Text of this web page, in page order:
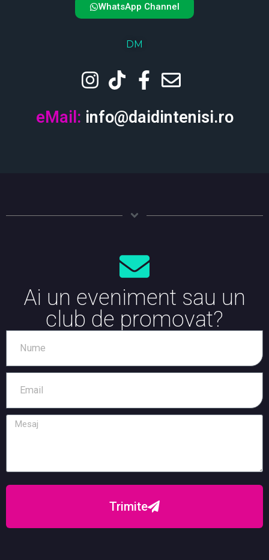
WhatsApp Channel
DM
eMail: info@daidintenisi.ro
Ai un eveniment sau un
club de promovat?
Trimite